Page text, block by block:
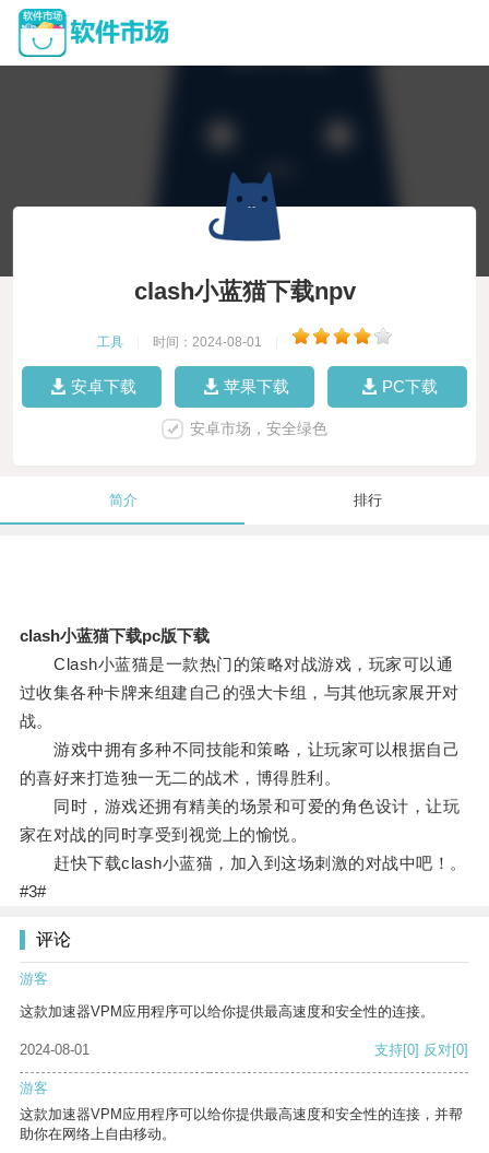
clash小蓝猫下载npv
工具 时间：2024-08-01
安卓下载 苹果下载 PC下载
安卓市场，安全绿色
简介 排行
clash小蓝猫下载pc版下载
Clash小蓝猫是一款热门的策略对战游戏，玩家可以通
过收集各种卡牌来组建自己的强大卡组，与其他玩家展开对
战。
游戏中拥有多种不同技能和策略，让玩家可以根据自己
的喜好来打造独一无二的战术，博得胜利。
同时，游戏还拥有精美的场景和可爱的角色设计，让玩
家在对战的同时享受到视觉上的愉悦。
赶快下载clash小蓝猫，加入到这场刺激的对战中吧！。
#3#
评论
游客
这款加速器VPM应用程序可以给你提供最高速度和安全性的连接。
2024-08-01 支持[0] 反对[0]
游客
这款加速器VPM应用程序可以给你提供最高速度和安全性的连接，并帮
助你在网络上自由移动。